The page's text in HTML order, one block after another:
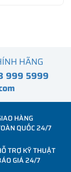
HÃNG
999 5999
HÀNG
QUỐC 24/7
TRỢ KỸ THUẬT
GIÁ 24/7